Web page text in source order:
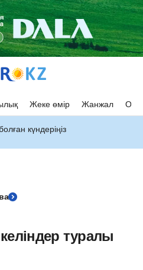
Жеке өмір Жанжал
күндеріңіз
туралы